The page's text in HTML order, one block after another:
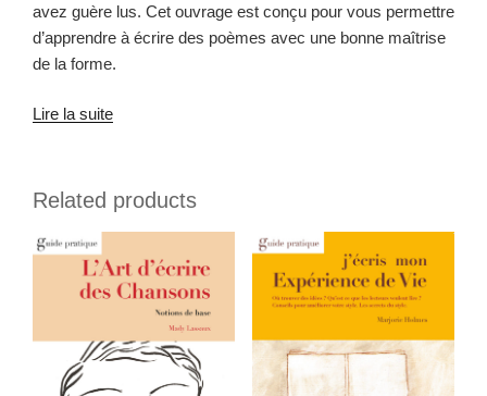
avez guère lus. Cet ouvrage est conçu pour vous per­me­t­tre
d’apprendre à écrire des poèmes avec une bonne maîtrise
de la forme.
Lire la suite
Related products